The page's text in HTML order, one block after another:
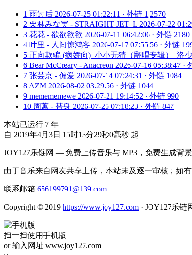
1 雨过后 2026-07-25 01:22:11 · 外链 1,2570
2 栗林みな実 - STRAIGHT JET_L 2026-07-22
3 花花 - 欲欲欲欲 2026-07-11 06:42:06 · 外链 2180
4 叶里 - 人间惊鸿客 2026-07-17 07:55:56 · 外链
5 正向欺骗 (病娇向)_小小无猜（翻唱专辑）_洛
6 Bear McCreary - Anacreon 2026-07-16 05:38:47 ·
7 张芸京 - 偏爱 2026-07-14 07:24:31 · 外链 1084
8 AZM 2026-08-02 03:29:56 · 外链 1044
9 memememewe 2026-07-21 19:14:52 · 外链 990
10 周蕙 - 替身 2026-07-25 07:18:23 · 外链 847
本站已运行 7 年
自 2019年4月3日 15时13分29秒0毫秒 起
JOY127乐链网 — 免费上传音乐与 MP3，免费生成背
由于音乐来自网友共享上传，本站未及逐一审核；如
联系邮箱 656199791@139.com
Copyright © 2019 https://www.joy127.com · JOY127乐链
扫一扫使用手机版
or 输入网址 www.joy127.com